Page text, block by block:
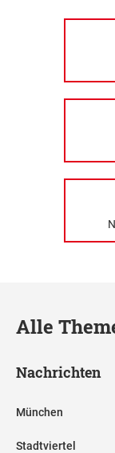
Alle
Nachrichten
München
Stadtviertel